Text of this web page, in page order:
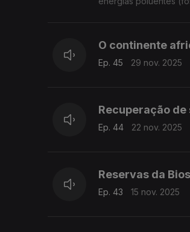
O continente
Ep. 45 29 nov. 2025
Recuperação
Ep. 44 22 nov. 2025
Reservas da
Ep. 43 15 nov. 2025